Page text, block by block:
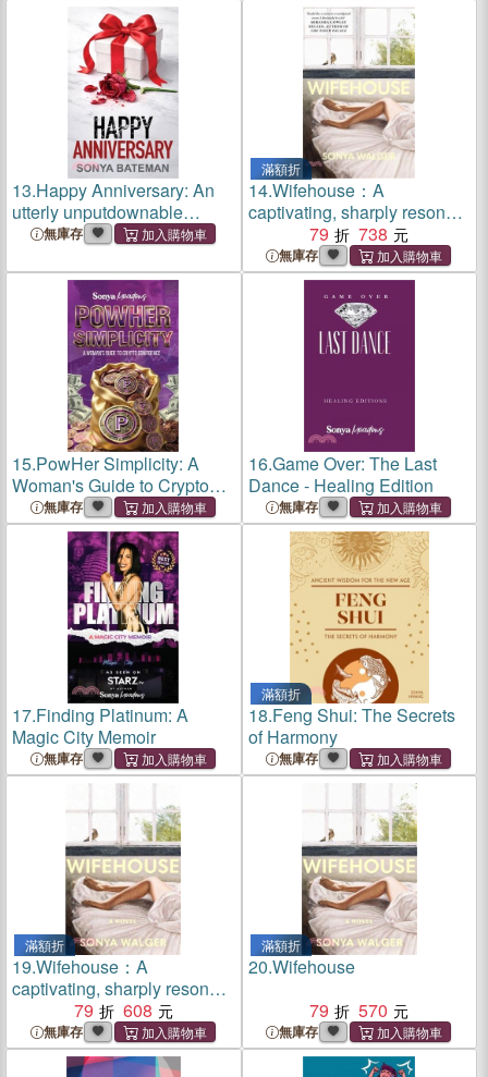
13.Happy Anniversary: An
utterly unputdownable
psychological thriller with a
無庫存
滿額折
14.Wifehouse：A
captivating, sharply resonant
novel about a mother who
chooses to leave
79 738
無庫存
15.PowHer Simplicity: A
Woman's Guide to Crypto
Confidence
無庫存
16.Game Over: The Last
Dance - Healing Edition
無庫存
17.Finding Platinum: A
Magic City Memoir
無庫存
滿額折
18.Feng Shui: The Secrets
of Harmony
無庫存
滿額折
19.Wifehouse：A
captivating, sharply resonant
novel about a mother who
chooses to leave
79 608
無庫存
滿額折
20.Wifehouse
79
570
無庫存